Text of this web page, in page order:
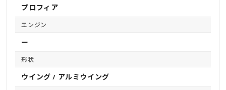
プロフィア
エンジン
ー
形状
ウイング / アルミウイング